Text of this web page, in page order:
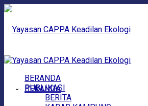
BERANDA
BERANDA
PUBLIKASI
BERITA